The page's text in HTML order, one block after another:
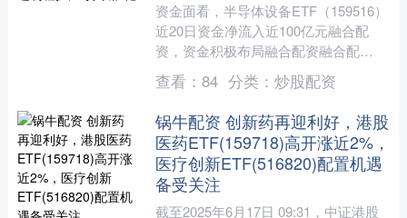
资金面看，半导体设备ETF（159516）
近20日资金净流入近100亿元融合配
资，资金积极布局融合配资融合配
资，“存储扩产+先进制程扩产”持续催
化。 消息面，当....
查看： 84 分类： 炒股配资
锅牛配资 创新药再迎利好，港股
医药ETF(159718)高开涨近2%，
医疗创新ETF(516820)配置机遇
备受关注
截至2025年6月17日 09:31，中证港股